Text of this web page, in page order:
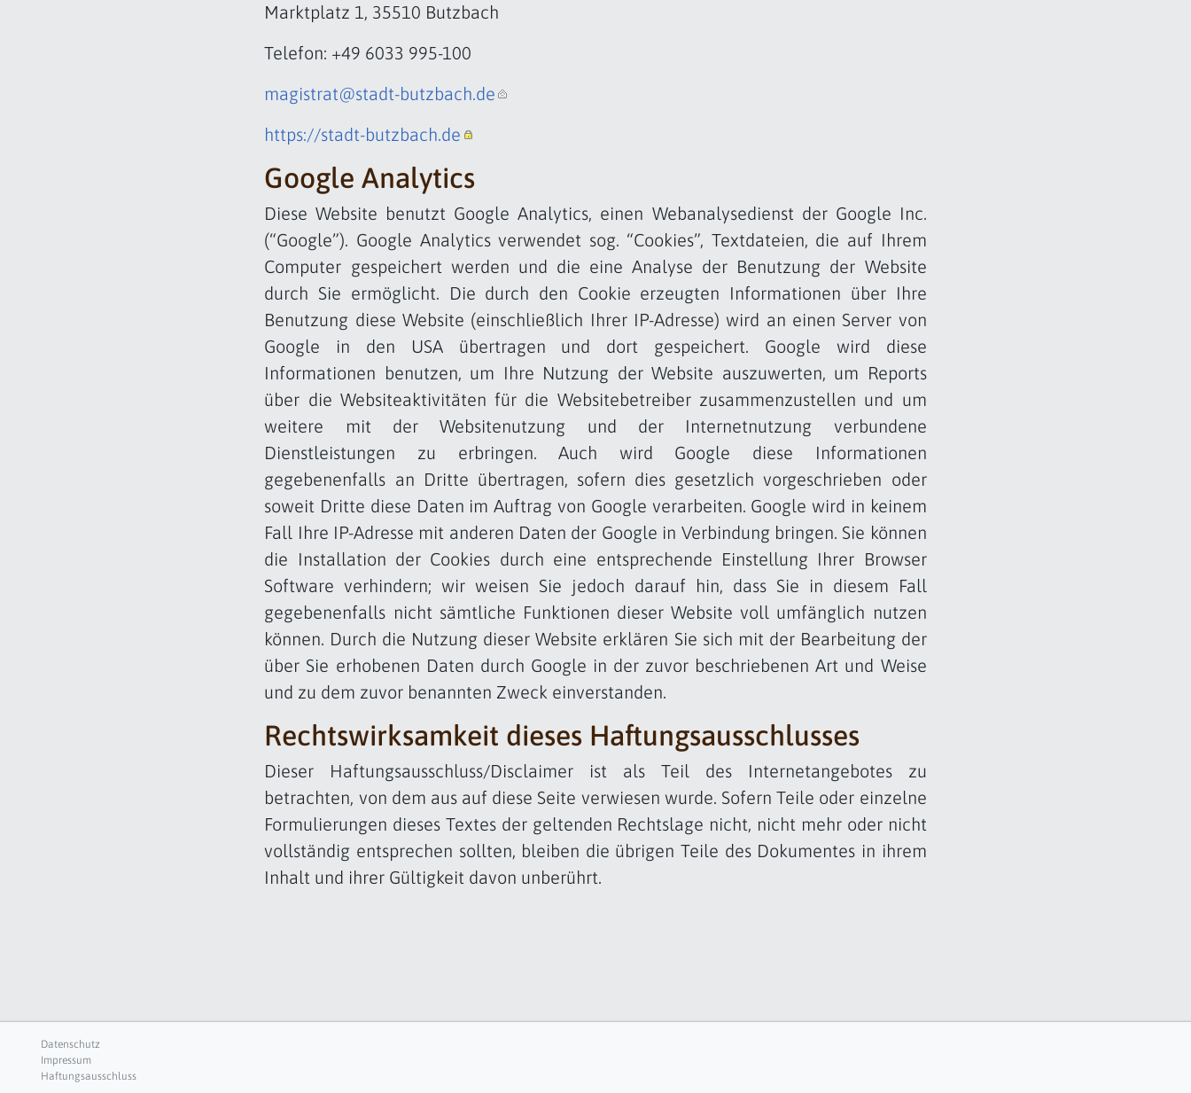
Marktplatz 1, 35510 Butzbach
Telefon: +49 6033 995-100
magistrat@stadt-butzbach.de
https://stadt-butzbach.de
Google Analytics
Diese Website benutzt Google Analytics, einen Webanalysedienst der Google Inc.
(“Google”). Google Analytics verwendet sog. “Cookies”, Textdateien, die auf Ihrem
Computer gespeichert werden und die eine Analyse der Benutzung der Website
durch Sie ermöglicht. Die durch den Cookie erzeugten Informationen über Ihre
Benutzung diese Website (einschließlich Ihrer IP-Adresse) wird an einen Server von
Google in den USA übertragen und dort gespeichert. Google wird diese
Informationen benutzen, um Ihre Nutzung der Website auszuwerten, um Reports
über die Websiteaktivitäten für die Websitebetreiber zusammenzustellen und um
weitere mit der Websitenutzung und der Internetnutzung verbundene
Dienstleistungen zu erbringen. Auch wird Google diese Informationen
gegebenenfalls an Dritte übertragen, sofern dies gesetzlich vorgeschrieben oder
soweit Dritte diese Daten im Auftrag von Google verarbeiten. Google wird in keinem
Fall Ihre IP-Adresse mit anderen Daten der Google in Verbindung bringen. Sie können
die Installation der Cookies durch eine entsprechende Einstellung Ihrer Browser
Software verhindern; wir weisen Sie jedoch darauf hin, dass Sie in diesem Fall
gegebenenfalls nicht sämtliche Funktionen dieser Website voll umfänglich nutzen
können. Durch die Nutzung dieser Website erklären Sie sich mit der Bearbeitung der
über Sie erhobenen Daten durch Google in der zuvor beschriebenen Art und Weise
und zu dem zuvor benannten Zweck einverstanden.
Rechtswirksamkeit dieses Haftungsausschlusses
Dieser Haftungsausschluss/Disclaimer ist als Teil des Internetangebotes zu
betrachten, von dem aus auf diese Seite verwiesen wurde. Sofern Teile oder einzelne
Formulierungen dieses Textes der geltenden Rechtslage nicht, nicht mehr oder nicht
vollständig entsprechen sollten, bleiben die übrigen Teile des Dokumentes in ihrem
Inhalt und ihrer Gültigkeit davon unberührt.
Datenschutz
Impressum
Haftungsausschluss